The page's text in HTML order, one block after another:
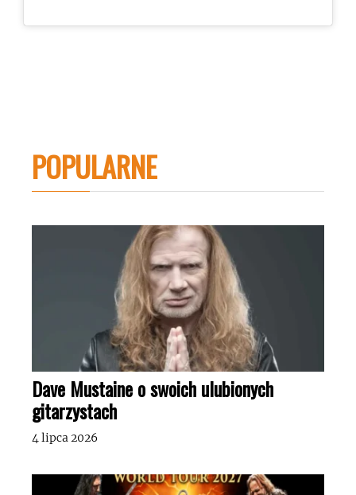
POPULARNE
Dave Mustaine o swoich ulubionych
gitarzystach
4 lipca 2026